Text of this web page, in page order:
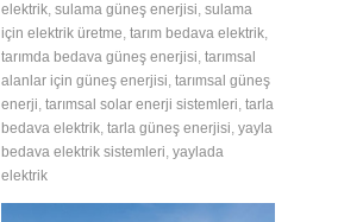
elektrik, sulama güneş enerjisi, sulama
için elektrik üretme, tarım bedava elektrik,
tarımda bedava güneş enerjisi, tarımsal
alanlar için güneş enerjisi, tarımsal güneş
enerji, tarımsal solar enerji sistemleri, tarla
bedava elektrik, tarla güneş enerjisi, yayla
bedava elektrik sistemleri, yaylada
elektrik